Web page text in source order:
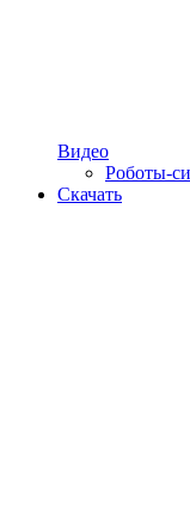
Видео
Роботы-
Скачать